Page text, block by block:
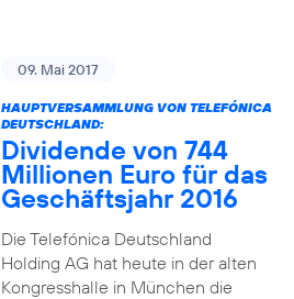
09. Mai 2017
HAUPTVERSAMMLUNG VON TELEFÓNICA
DEUTSCHLAND:
Dividende von 744
Millionen Euro für das
Geschäftsjahr 2016
Die Telefónica Deutschland
Holding AG hat heute in der alten
Kongresshalle in München die